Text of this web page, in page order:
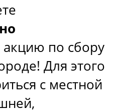
акцию по сбору
Для этого
с местной